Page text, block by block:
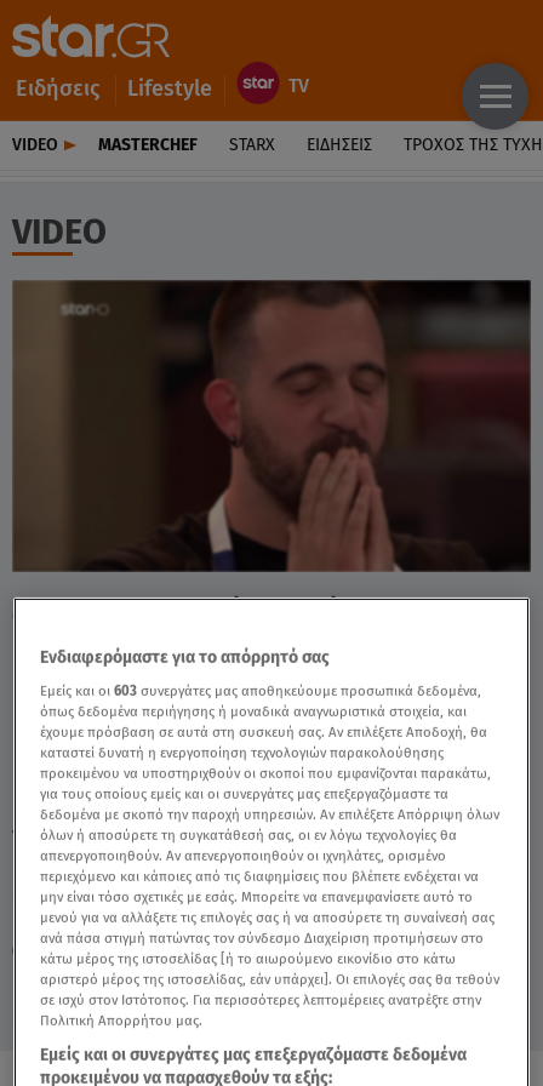
Ειδήσεις Lifestyle
VIDEO MASTERCHEF STARX ΕΙΔΉΣΕΙΣ ΤΡΟΧΌΣ ΤΗΣ
VIDEO
Κυριακή 9 Αυγούστου 2026
29.04.26, 00:00 MEDIA
MasterChef: Το Καλύτερο Πιάτο, Έδωσε Τη
Νίκη Στην Μπριγάδα - Video
TAGS: MASTERCHEF 2026 MASTERCHEF
Ενδιαφερόμαστε για το απόρρητό σας
Εμείς και οι603 συνεργάτες μας αποθηκεύουμε προσωπικά δεδομένα,
όπως δεδομένα περιήγησης ή μοναδικά αναγνωριστικά στοιχεία, και
έχουμε πρόσβαση σε αυτά στη συσκευή σας. Αν επιλέξετε Αποδοχή, θα
καταστεί δυνατή η ενεργοποίηση τεχνολογιών παρακολούθησης
προκειμένου να υποστηριχθούν οι σκοποί που εμφανίζονται παρακάτω,
για τους οποίους εμείς και οι συνεργάτες μας επεξεργαζόμαστε τα
δεδομένα με σκοπό την παροχή υπηρεσιών. Αν επιλέξετε Απόρριψη όλων
όλων ή αποσύρετε τη συγκατάθεσή σας, οι εν λόγω τεχνολογίες θα
απενεργοποιηθούν. Αν απενεργοποιηθούν οι ιχνηλάτες, ορισμένο
περιεχόμενο και κάποιες από τις διαφημίσεις που βλέπετε ενδέχεται να
μην είναι τόσο σχετικές με εσάς. Μπορείτε να επανεμφανίσετε αυτό το
μενού για να αλλάξετε τις επιλογές σας ή να αποσύρετε τη συναίνεσή σας
ανά πάσα στιγμή πατώντας τον σύνδεσμο Διαχείριση προτιμήσεων στο
κάτω μέρος της ιστοσελίδας [ή το αιωρούμενο εικονίδιο στο κάτω
αριστερό μέρος της ιστοσελίδας, εάν υπάρχει]. Οι επιλογές σας θα τεθούν
σε ισχύ στον Ιστότοπος. Για περισσότερες λεπτομέρειες ανατρέξτε στην
Πολιτική Απορρήτου μας.
Εμείς και οι συνεργάτες μας επεξεργαζόμαστε δεδομένα
προκειμένου να παρασχεθούν τα εξής: